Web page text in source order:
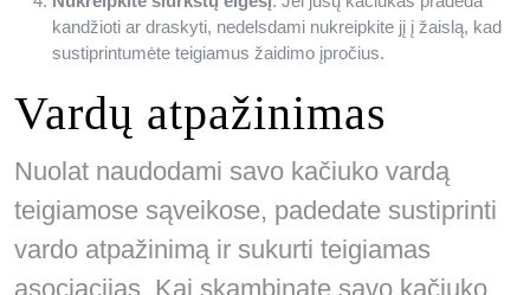
kandžioti ar draskyti, nedelsdami nukreipkite jį į žaislą, kad
sustiprintumėte teigiamus žaidimo įpročius.
Vardų atpažinimas
Nuolat naudodami savo kačiuko vardą
teigiamose sąveikose, padedate sustiprinti
vardo atpažinimą ir sukurti teigiamas
asociacijas. Kai skambinate savo kačiuko